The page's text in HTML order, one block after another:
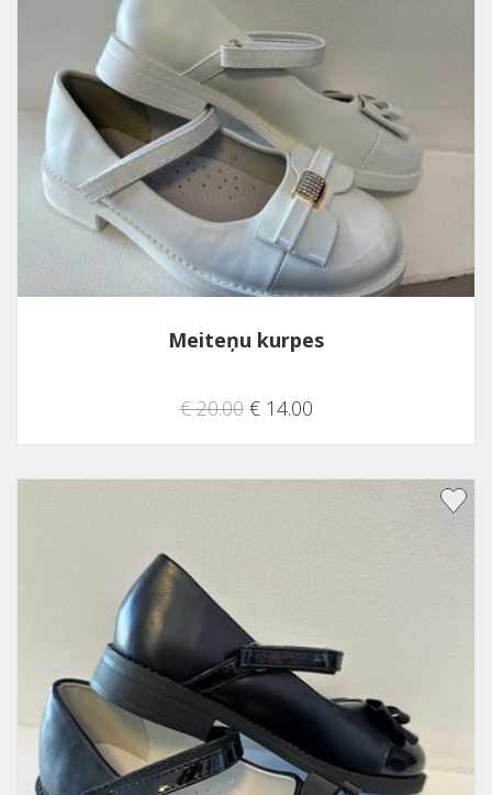
Meiteņu kurpes
€ 20.00€ 14.00